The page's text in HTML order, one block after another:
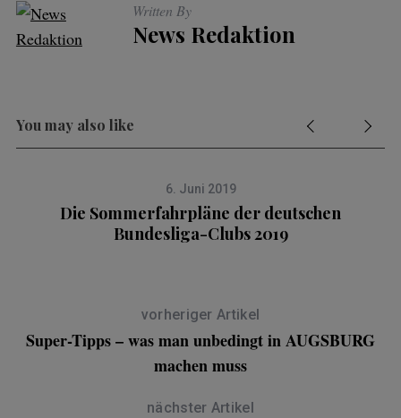
Written By
News Redaktion
You may also like
6. Juni 2019
Die Sommerfahrpläne der deutschen
Bundesliga-Clubs 2019
vorheriger Artikel
Super-Tipps – was man unbedingt in AUGSBURG
machen muss
nächster Artikel